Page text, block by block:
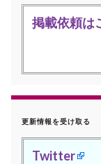
掲載依頼は
更新情報を受け取る
Twitter